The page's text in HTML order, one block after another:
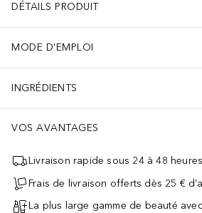
DÉTAILS PRODUIT
MODE D'EMPLOI
INGRÉDIENTS
VOS AVANTAGES
Livraison rapide sous 24 à 48
Frais de livraison offerts dès 25 €
La plus large gamme de beauté